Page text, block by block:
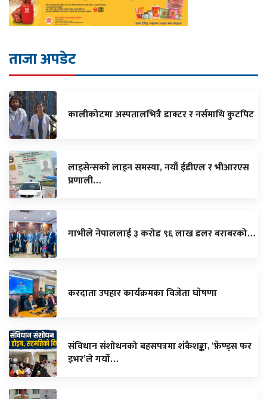
ताजा अपडेट
कालीकोटमा अस्पतालभित्रै डाक्टर र नर्समाथि कुटपिट
लाइसेन्सको लाइन समस्या, नयाँ ईडीएल र भीआरएस
प्रणाली…
गाभीले नेपाललाई ३ करोड ९६ लाख डलर बराबरको…
करदाता उपहार कार्यक्रमका विजेता घाेषणा
संविधान संशोधनको बहसपत्रमा शंकैशङ्का, ‘फ्रेण्ड्स फर
इभर’ले गर्यो…